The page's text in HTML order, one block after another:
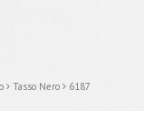
Tasso Nero 6187